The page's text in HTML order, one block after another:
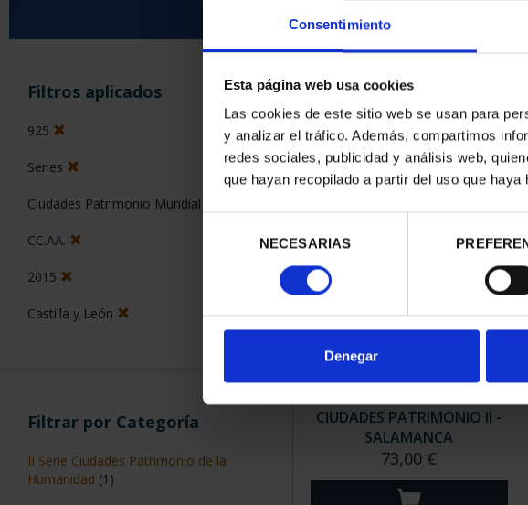
Consentimiento
Esta página web usa cookies
Las cookies de este sitio web se usan para
y analizar el tráfico. Además, compartimos
redes sociales, publicidad y análisis web,
que hayan recopilado a partir del uso que
consentimiento
NECESARIAS
Denegar
Filtros aplicados
925
Series
Ciudades Patrimonio Mundial
CC.AA.
2015
Castilla y León
Filtrar por Categoría
II Serie Ciudades Patrimonio de la
Humanidad (1)
ORDENAR POR:
2 Productos encontrados
CIUDADES PATRIMONIO II -
SALAMANCA
73,00 €